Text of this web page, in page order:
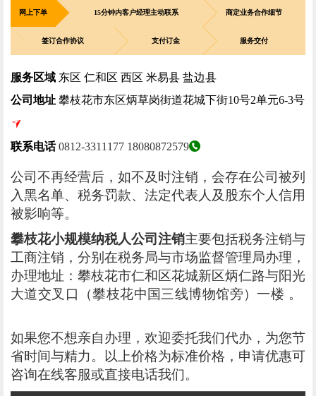
网上下单 15分钟内客户经理主动联系 商定业务合作细节
签订合作协议 支付订金 服务交付
服务区域 东区 仁和区 西区 米易县 盐边县
公司地址 攀枝花市东区炳草岗街道花城下街10号2单元6-3号
联系电话 0812-3311177 18080872579
公司不再经营后，如不及时注销，会存在公司被列
入黑名单、税务罚款、法定代表人及股东个人信用
被影响等。
攀枝花小规模纳税人公司注销主要包括税务注销与
工商注销，分别在税务局与市场监督管理局办理，
办理地址：攀枝花市仁和区花城新区炳仁路与阳光
大道交叉口（攀枝花中国三线博物馆旁）一楼 。
如果您不想亲自办理，欢迎委托我们代办，为您节
省时间与精力。以上价格为标准价格，申请优惠可
咨询在线客服或直接电话我们。